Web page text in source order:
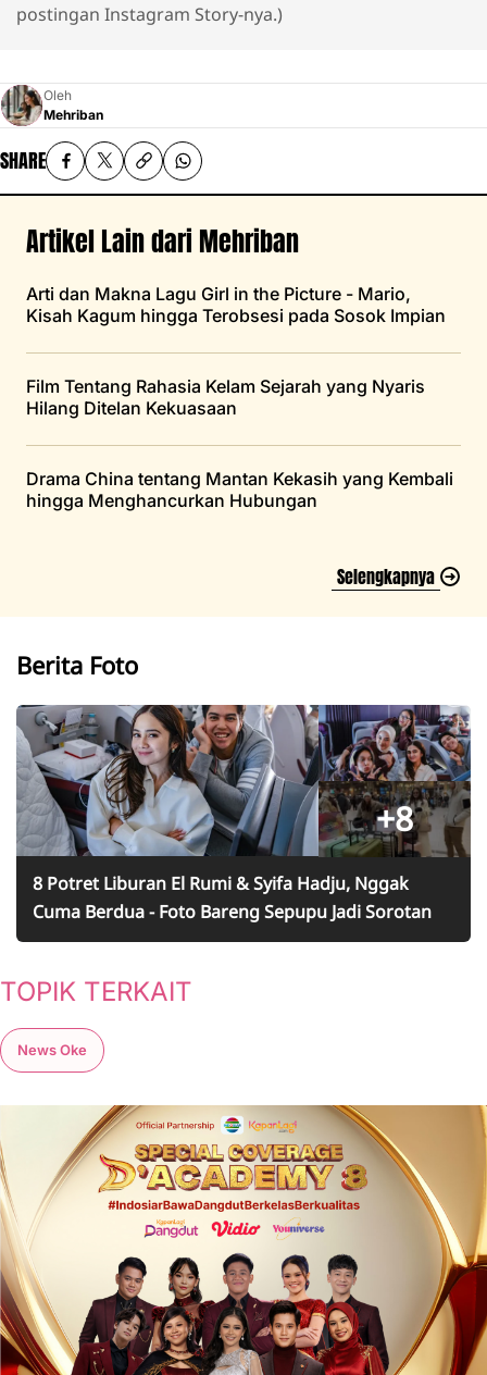
postingan Instagram Story-nya.)
Oleh
Mehriban
SHARE
Artikel Lain dari Mehriban
Arti dan Makna Lagu Girl in the Picture - Mario,
Kisah Kagum hingga Terobsesi pada Sosok Impian
Film Tentang Rahasia Kelam Sejarah yang Nyaris
Hilang Ditelan Kekuasaan
Drama China tentang Mantan Kekasih yang Kembali
hingga Menghancurkan Hubungan
Selengkapnya
Berita Foto
+8
8 Potret Liburan El Rumi & Syifa Hadju, Nggak
Cuma Berdua - Foto Bareng Sepupu Jadi Sorotan
TOPIK TERKAIT
News Oke